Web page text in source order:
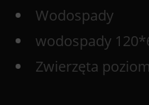
Wodospady
wodospady
Zwierzęta poziom